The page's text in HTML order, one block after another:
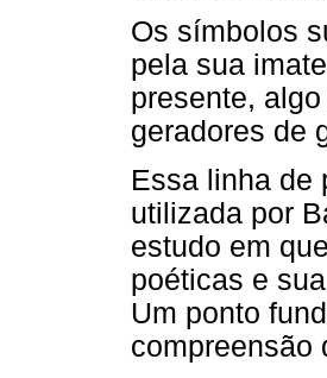
Os símbolos
pela sua
presente,
geradores de
Essa linha de
utilizada por
estudo em
poéticas e
Um ponto
compreensão